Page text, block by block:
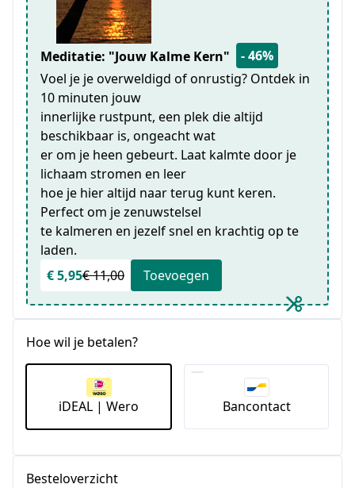
Meditatie: "Jouw Kalme Kern"
- 46%
Voel je je overweldigd of onrustig? Ontdek in
10 minuten jouw
innerlijke rustpunt, een plek die altijd
beschikbaar is, ongeacht wat
er om je heen gebeurt. Laat kalmte door je
lichaam stromen en leer
hoe je hier altijd naar terug kunt keren.
Perfect om je zenuwstelsel
te kalmeren en jezelf snel en krachtig op te
laden.
€ 5,95€ 11,00 Toevoegen
Hoe wil je betalen?
iDEAL | Wero Bancontact
Besteloverzicht